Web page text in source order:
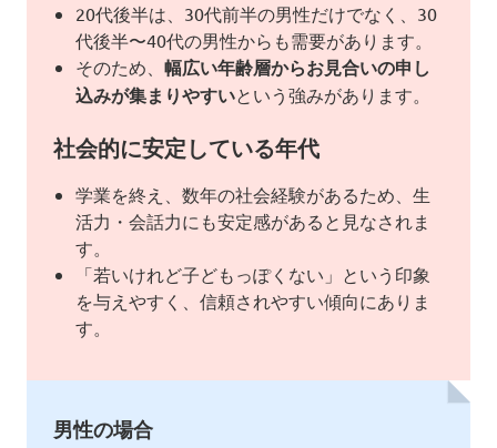
20代後半は、30代前半の男性だけでなく、30
代後半〜40代の男性からも需要があります。
そのため、 幅広い年齢層からお見合いの申し
込みが集まりやすいという強みがあります。
社会的に安定している年代
学業を終え、数年の社会経験があるため、生
活力・会話力にも安定感があると見なされま
す。
「若いけれど子どもっぽくない」という印象
を与えやすく、信頼されやすい傾向にありま
す。
男性の場合